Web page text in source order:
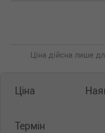
Ціна дійсна лише
Ціна
Термін